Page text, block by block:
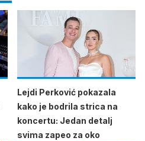
Lejdi Perković pokazala
kako je bodrila strica na
koncertu: Jedan detalj
svima zapeo za oko